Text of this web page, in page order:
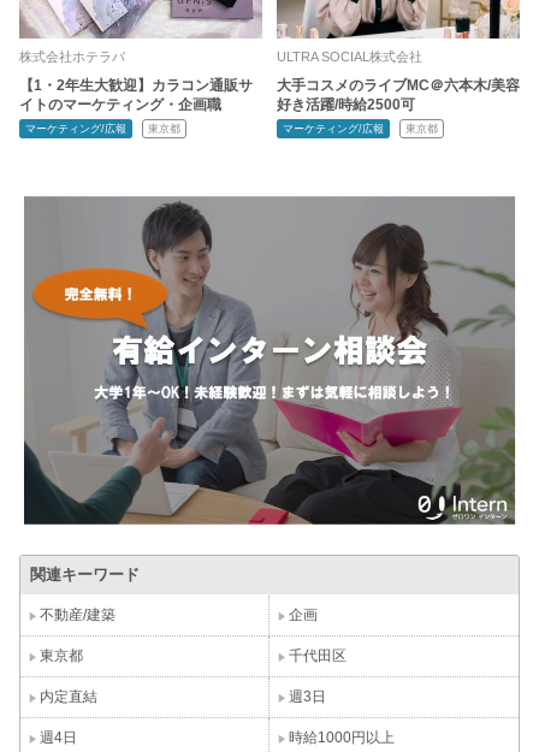
株式会社ホテラバ
【1・2年生大歓迎】カラコン通販サ
イトのマーケティング・企画職
マーケティング/広報 東京都
ULTRA SOCIAL株式会社
大手コスメのライブMC＠六本木/美容
好き活躍/時給2500可
マーケティング/広報 東京都
関連キーワード
不動産/建築 企画
東京都 千代田区
内定直結 週3日
週4日 時給1000円以上